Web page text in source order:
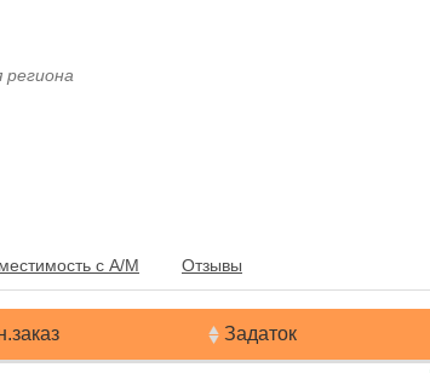
региона
с А/М Отзывы
Задаток